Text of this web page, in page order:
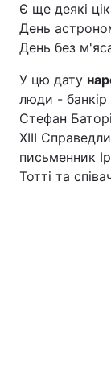
Є ще деякі
День
День без
У цю дату
люди - банкір
Стефан
XIII
письменник
Тотті та